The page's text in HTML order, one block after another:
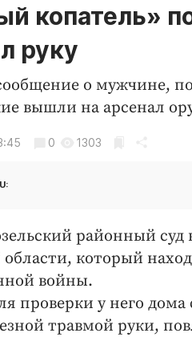
копатель»
руку
о мужчине,
вышли на арсенал
0 1303
районный
который
войны.
проверки у него
травмой руки,